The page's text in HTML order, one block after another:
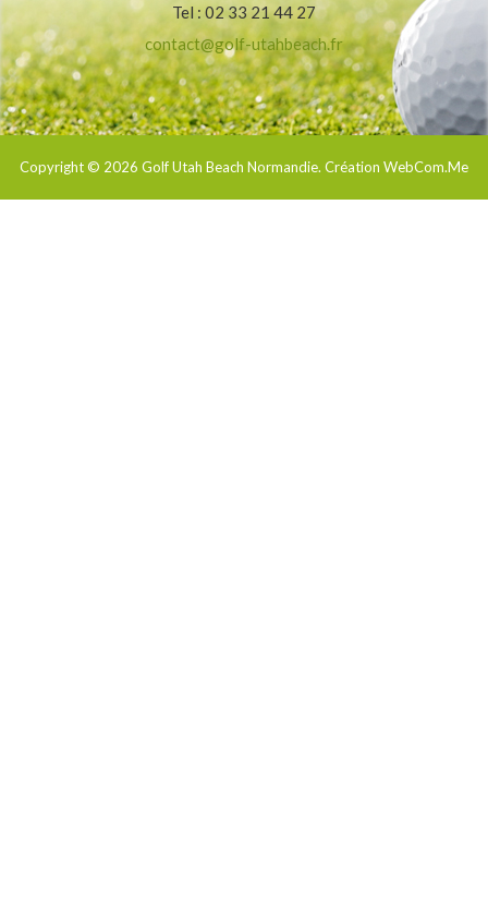
Tel : 02 33 21 44 27
contact@golf-utahbeach.fr
Copyright © 2026 Golf Utah Beach Normandie. Création WebCom.Me